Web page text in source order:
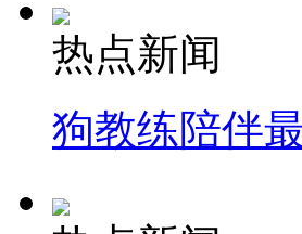
热点新闻
狗教练陪伴